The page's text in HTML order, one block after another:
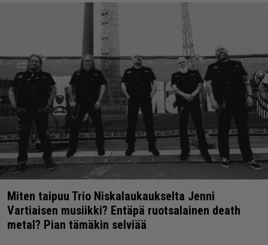
Miten taipuu Trio Niskalaukaukselta Jenni
Vartiaisen musiikki? Entäpä ruotsalainen death
metal? Pian tämäkin selviää